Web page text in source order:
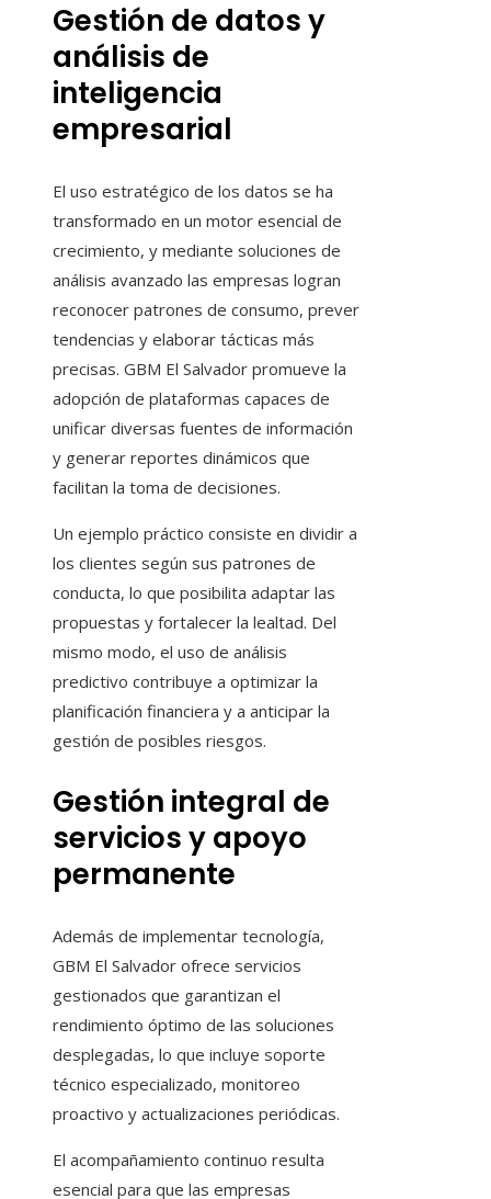
Gestión de datos y
análisis de
inteligencia
empresarial
El uso estratégico de los datos se ha
transformado en un motor esencial de
crecimiento, y mediante soluciones de
análisis avanzado las empresas logran
reconocer patrones de consumo, prever
tendencias y elaborar tácticas más
precisas. GBM El Salvador promueve la
adopción de plataformas capaces de
unificar diversas fuentes de información
y generar reportes dinámicos que
facilitan la toma de decisiones.
Un ejemplo práctico consiste en dividir a
los clientes según sus patrones de
conducta, lo que posibilita adaptar las
propuestas y fortalecer la lealtad. Del
mismo modo, el uso de análisis
predictivo contribuye a optimizar la
planificación financiera y a anticipar la
gestión de posibles riesgos.
Gestión integral de
servicios y apoyo
permanente
Además de implementar tecnología,
GBM El Salvador ofrece servicios
gestionados que garantizan el
rendimiento óptimo de las soluciones
desplegadas, lo que incluye soporte
técnico especializado, monitoreo
proactivo y actualizaciones periódicas.
El acompañamiento continuo resulta
esencial para que las empresas